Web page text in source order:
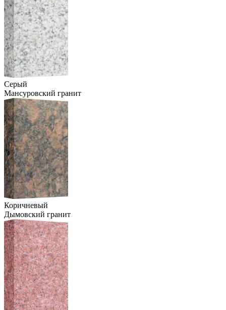
Серый
Мансуровский гранит
Коричневый
Дымовский гранит